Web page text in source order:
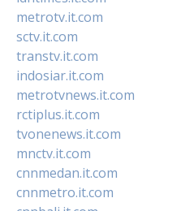
metrotv.it.com
sctv.it.com
transtv.it.com
indosiar.it.com
metrotvnews.it.com
rctiplus.it.com
tvonenews.it.com
mnctv.it.com
cnnmedan.it.com
cnnmetro.it.com